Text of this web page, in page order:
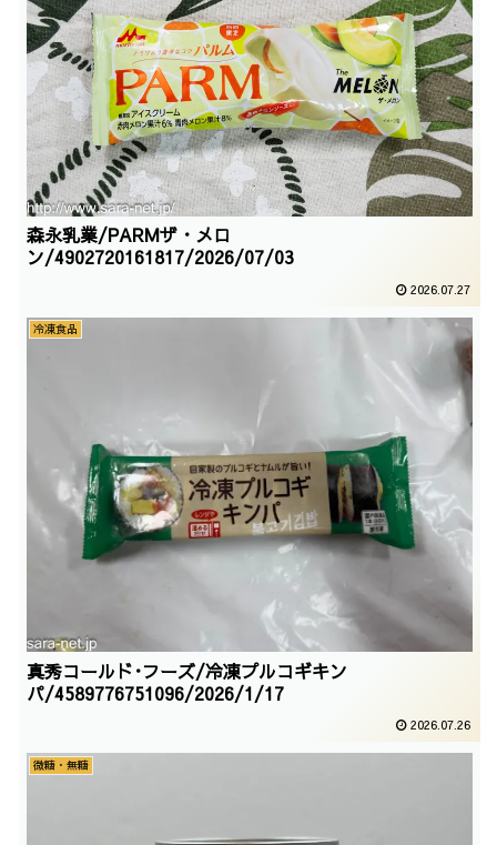
森永乳業/PARMザ・メロ
ン/4902720161817/2026/07/03
2026.07.27
冷凍食品
真秀コールド･フーズ/冷凍プルコギキン
パ/4589776751096/2026/1/17
2026.07.26
微糖・無糖